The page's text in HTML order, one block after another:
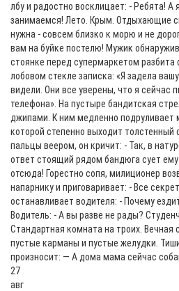
лбу и радостно восклицает: - Ребята!
занимаемся! Лето. Крым. Отдыхающие
нужна - совсем близко к морю и не
вам на буйке постелю! Мужик
стоянке перед супермаркетом
лобовом стекле записка: «Я задела
видели. Они все уверены, что я сейчас
телефона». На пустыре бандитская
джипами. К ним медленно подруливает
которой степенно выходит толстенный
пальцы веером, он кричит: - Так, в
ответ стоящий рядом бандюга сует ему
отсюда! Горестно сопя, милиционер
напарнику и приговаривает: - Все
останавливает водителя: - Почему
Водитель: - А вы разве не рады?
Стандартная комната на троих. Вечная
пустые карманы и пустые желудки.
произносит: — А дома мама сейчас
27
авг